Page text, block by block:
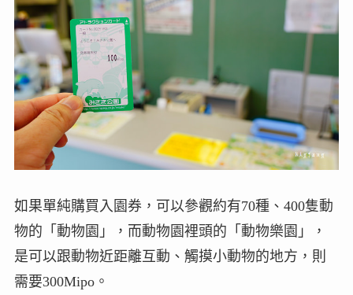
如果單純購買入園券，可以參觀約有70種、400隻動
物的「動物園」，而動物園裡頭的「動物樂園」，
是可以跟動物近距離互動、觸摸小動物的地方，則
需要300Mipo。